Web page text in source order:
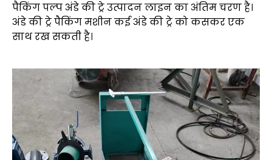
पैकिंग पल्प अंडे की ट्रे उत्पादन लाइन का अंतिम चरण है।
अंडे की ट्रे पैकिंग मशीन कई अंडे की ट्रे को कसकर एक
साथ रख सकती है।